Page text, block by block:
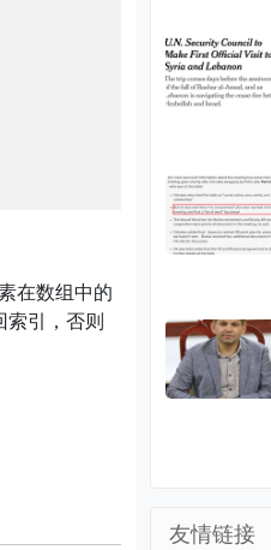
在数组中的
引，否则
友情链接